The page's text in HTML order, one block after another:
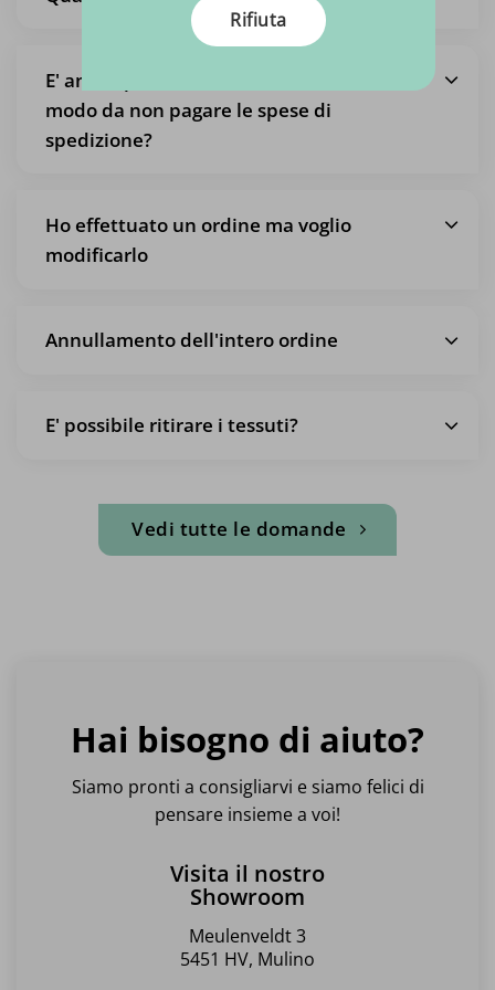
E' anche possibile ritirare un ordine, in
modo da non pagare le spese di
spedizione?
Ho effettuato un ordine ma voglio
modificarlo
Annullamento dell'intero ordine
E' possibile ritirare i tessuti?
Vedi tutte le domande
Hai bisogno di aiuto?
Siamo pronti a consigliarvi e siamo felici di
pensare insieme a voi!
Visita il nostro
Showroom
Meulenveldt 3
5451 HV, Mulino
Rifiuta